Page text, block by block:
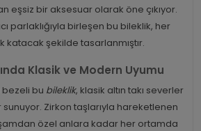
eşsiz bir aksesuar olarak öne çıkıyor.
parlaklığıyla birleşen bu bileklik, her
katacak şekilde tasarlanmıştır.
Klasik ve Modern Uyumu
bu bileklik, klasik altın takı severler
Zirkon taşlarıyla hareketlenen
özel anlara kadar her ortamda